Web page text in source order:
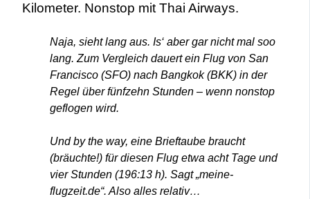
Kilometer. Nonstop mit Thai Airways.
Naja, sieht lang aus. Is‘ aber gar nicht mal soo
lang. Zum Vergleich dauert ein Flug von San
Francisco (SFO) nach Bangkok (BKK) in der
Regel über fünfzehn Stunden – wenn nonstop
geflogen wird.
Und by the way, eine Brieftaube braucht
(bräuchte!) für diesen Flug etwa acht Tage und
vier Stunden (196:13 h). Sagt „meine-
flugzeit.de“. Also alles relativ…